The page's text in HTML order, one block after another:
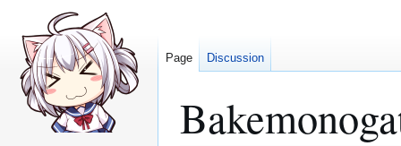
Page Discussion